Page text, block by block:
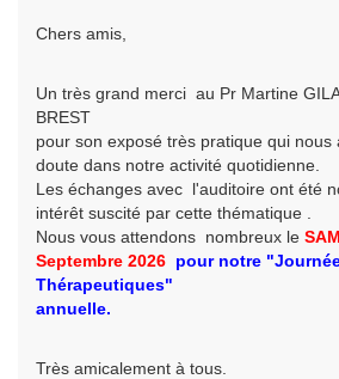
Chers amis,
Un très grand merci au Pr Martine
BREST
pour son exposé très pratique qui nous
doute dans notre activité quotidienne.
Les échanges avec l'auditoire ont été
intérêt suscité par cette thématique .
Nous vous attendons nombreux le
Septembre 2026 pour notre
Thérapeutiques"
annuelle.
Très amicalement à tous.